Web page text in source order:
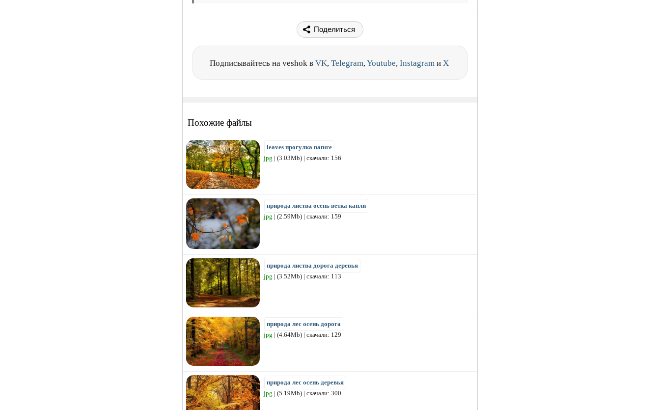
Поделиться
Подписывайтесь на veshok в VK, Telegram,Youtube, Instagram и X
Похожие файлы
leaves прогулка nature
jpg | (3.03Mb) | скачали: 156
природа листва осень ветка капли
jpg | (2.59Mb) | скачали: 159
природа листва дорога деревья
jpg | (3.52Mb) | скачали: 113
природа лес осень дорога
jpg | (4.64Mb) | скачали: 129
природа лес осень деревья
jpg | (5.19Mb) | скачали: 300